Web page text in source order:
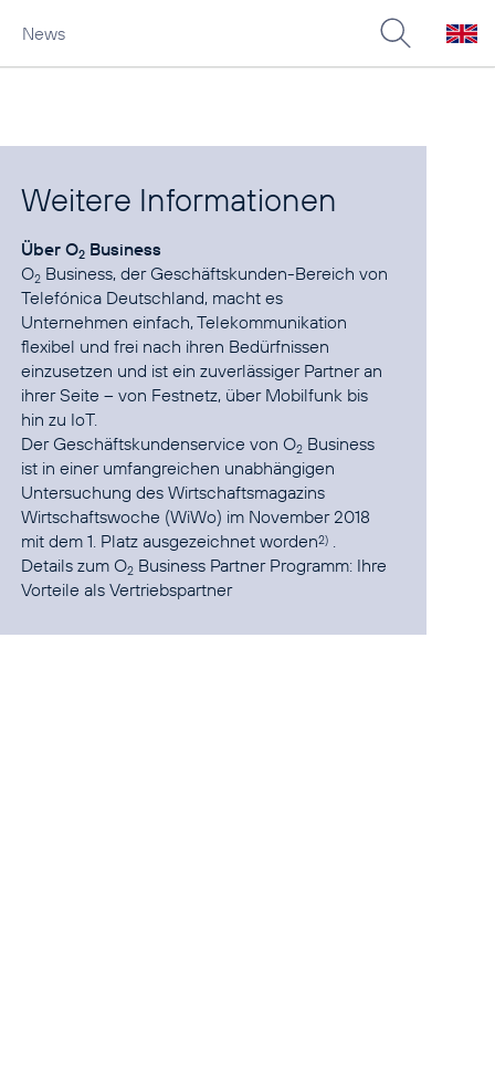
News
Weitere Informationen
Über O2 Business
O2 Business, der Geschäftskunden-Bereich von
Telefónica Deutschland, macht es
Unternehmen einfach, Telekommunikation
flexibel und frei nach ihren Bedürfnissen
einzusetzen und ist ein zuverlässiger Partner an
ihrer Seite – von Festnetz, über Mobilfunk bis
hin zu IoT.
Der Geschäftskundenservice von O2 Business
ist in einer umfangreichen unabhängigen
Untersuchung des Wirtschaftsmagazins
Wirtschaftswoche (WiWo) im November 2018
mit dem 1. Platz ausgezeichnet worden2) .
Details zum O2 Business Partner Programm: Ihre
Vorteile als Vertriebspartner